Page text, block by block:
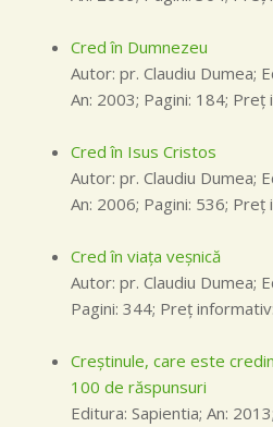
Cred în Dumnezeu
Autor: pr. Claudiu Dumea;
An: 2003; Pagini: 184; Preţ
Cred în Isus Cristos
Autor: pr. Claudiu Dumea;
An: 2006; Pagini: 536; Preţ
Cred în viaţa veşnică
Autor: pr. Claudiu Dumea;
Pagini: 344; Preţ
Creştinule, care este
100 de răspunsuri
Editura: Sapientia; An: